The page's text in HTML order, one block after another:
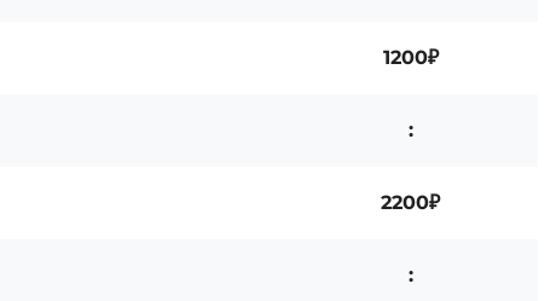
1200₽
:
2200₽
: